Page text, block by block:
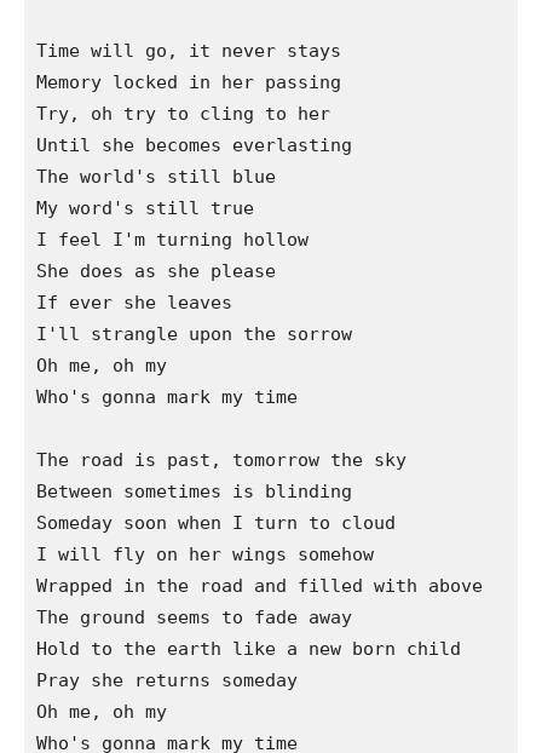
Time will go, it never stays
Memory locked in her passing
Try, oh try to cling to her
Until she becomes everlasting
The world's still blue
My word's still true
I feel I'm turning hollow
She does as she please
If ever she leaves
I'll strangle upon the sorrow
Oh me, oh my
Who's gonna mark my time
The road is past, tomorrow the sky
Between sometimes is blinding
Someday soon when I turn to cloud
I will fly on her wings somehow
Wrapped in the road and filled with above
The ground seems to fade away
Hold to the earth like a new born child
Pray she returns someday
Oh me, oh my